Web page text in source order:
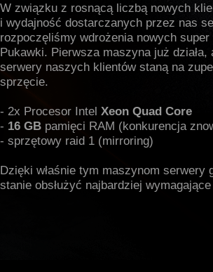
W związku z rosnącą liczbą nowych
i wydajność dostarczanych przez nas
rozpoczęliśmy wdrożenia nowych
Pukawki. Pierwsza maszyna już
serwery naszych klientów staną na
sprzęcie.
- 2x Procesor Intel Xeon Quad Core
- 16 GB pamięci RAM (konkurencja
- sprzętowy raid 1 (mirroring)
Dzięki właśnie tym maszynom
stanie obsłużyć najbardziej